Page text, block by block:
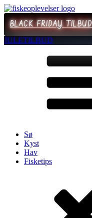
BLACK FRIDAY TILBUD
JULETILBUD
Sø
Kyst
Hav
Fisketips